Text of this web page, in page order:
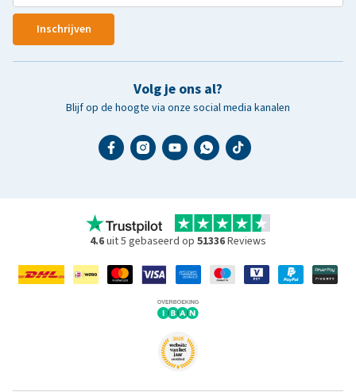
Inschrijven
Volg je ons al?
Blijf op de hoogte via onze social media kanalen
4.6uit 5 gebaseerd op 51336Reviews